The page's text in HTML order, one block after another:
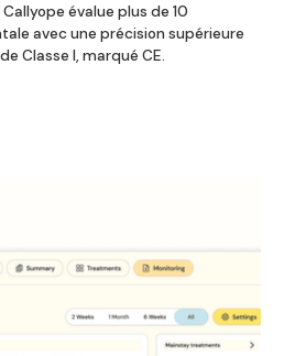
évalue plus de 10
avec une précision supérieure
Classe I, marqué CE.